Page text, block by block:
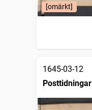
[omärkt]
1645-03-12
Posttidningar